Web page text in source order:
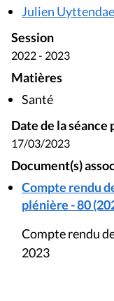
Julien
Session
2022 - 2023
Matières
Santé
Date de la
17/03/2023
Document(s)
Compte rendu
plénière - 80
Compte rendu
2023